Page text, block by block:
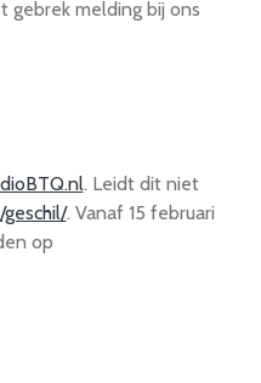
gebrek melding bij ons
. Leidt dit niet
. Vanaf 15 februari
op